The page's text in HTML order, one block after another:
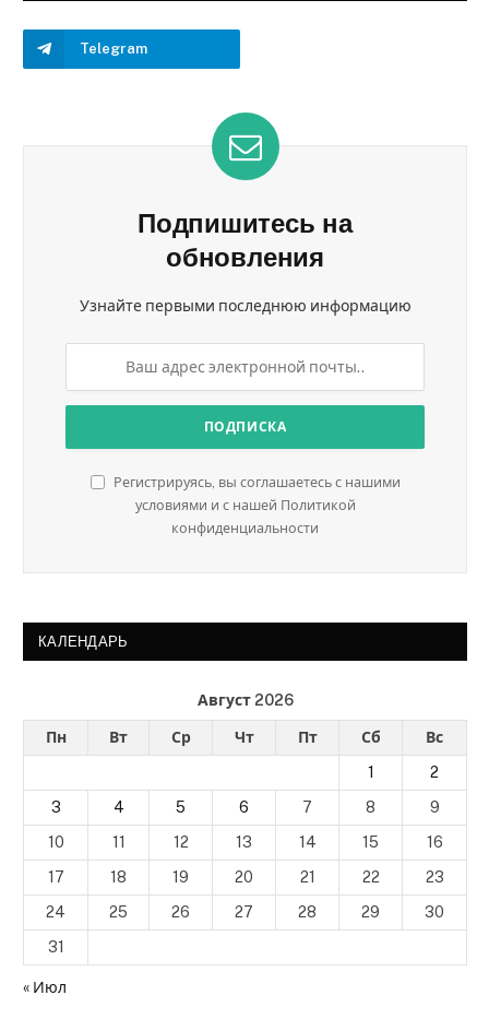
Telegram
Подпишитесь на
обновления
Узнайте первыми последнюю информацию
Регистрируясь, вы соглашаетесь с нашими
условиями и с нашей Политикой
конфиденциальности
КАЛЕНДАРЬ
Август 2026
Пн Вт Ср Чт Пт Сб
Вс
1
2
3
4 5 6 7 8
9
10
11 12 13 14 15
16
17
18 19 20 21 22
23
24
25 26 27 28 29
30
31
« Июл